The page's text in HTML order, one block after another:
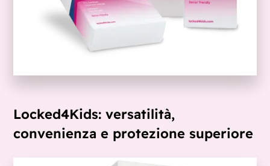
Locked4Kids: versatilità,
convenienza e protezione superiore